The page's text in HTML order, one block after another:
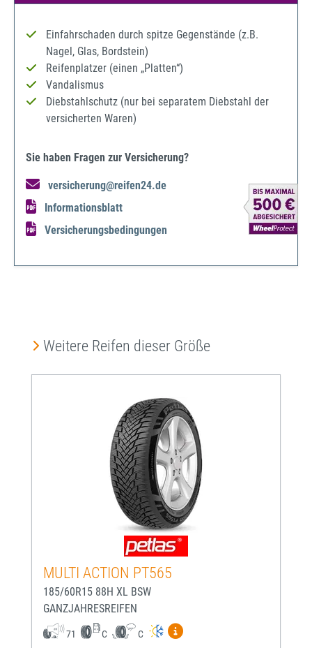
Einfahrschaden durch spitze Gegenstände (z.B.
Nagel, Glas, Bordstein)
Reifenplatzer (einen „Platten“)
Vandalismus
Diebstahlschutz (nur bei separatem Diebstahl der
versicherten Waren)
Sie haben Fragen zur Versicherung?
versicherung@reifen24.de
Informationsblatt
Versicherungsbedingungen
Produktgalerie überspringen
Weitere Reifen dieser Größe
MULTI ACTION PT565
185/60R15 88H XL BSW
GANZJAHRESREIFEN
71 C C
Mehr Informationen zum